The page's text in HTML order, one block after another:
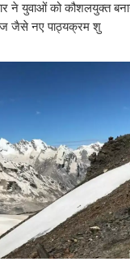
ने युवाओं को कौशलयुक्त
जैसे नए पाठ्यक्रम शु